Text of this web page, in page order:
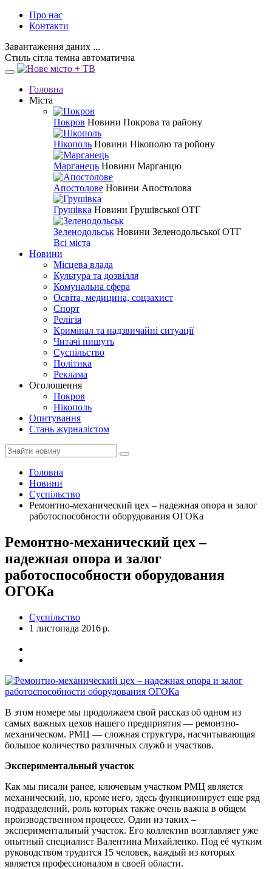
Про нас
Контакти
Завантаження даних ...
Стиль сітла темна автоматична
Головна
Міста
Покров Новини Покрова та району
Нікополь Новини Нікополю та ройону
Марганець Новини Марганцю
Апостолове Новини Апостолова
Грушівка Новини Грушівської ОТГ
Зеленодольськ Новини Зеленодольської ОТГ
Всі міста
Новини
Місцева влада
Культура та дозвілля
Комунальна сфера
Освіта, медицина, соцзахист
Спорт
Релігія
Кримінал та надзвичайні ситуації
Читачі пишуть
Суспільство
Політика
Реклама
Оголошення
Покров
Нікополь
Опитування
Стань журналістом
Головна
Новини
Суспільство
Ремонтно-механический цех – надежная опора и залог
работоспособности оборудования ОГОКа
Ремонтно-механический цех –
надежная опора и залог
работоспособности оборудования
ОГОКа
Суспільство
1 листопада 2016 р.
В этом номере мы продолжаем свой рассказ об одном из
самых важных цехов нашего предприятия — ремонтно-
механическом. РМЦ — сложная структура, насчитывающая
большое количество различных служб и участков.
Экспериментальный участок
Как мы писали ранее, ключевым участком РМЦ является
механический, но, кроме него, здесь функционирует еще ряд
подразделений, роль которых также очень важна в общем
производственном процессе. Один из таких –
экспериментальный участок. Его коллектив возглавляет уже
опытный специалист Валентина Михайленко. Под её чутким
руководством трудится 15 человек, каждый из которых
является профессионалом в своей области.